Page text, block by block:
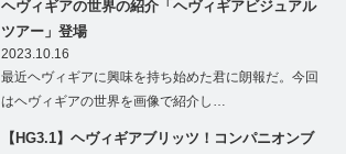
ヘヴィギアの世界の紹介「ヘヴィギアビジュアル
ツアー」登場
2023.10.16
最近ヘヴィギアに興味を持ち始めた君に朗報だ。今回
はヘヴィギアの世界を画像で紹介し…
【HG3.1】ヘヴィギアブリッツ！コンパニオンブ